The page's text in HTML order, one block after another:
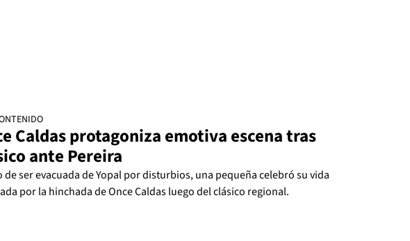
Caldas protagoniza emotiva escena tras
ante Pereira
de ser evacuada de Yopal por disturbios, una pequeña celebró su vida
por la hinchada de Once Caldas luego del clásico regional.